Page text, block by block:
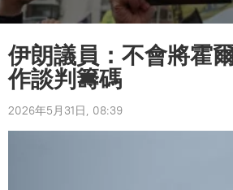
伊朗議員：不會將霍
作談判籌碼
2026年5月31日, 08:39